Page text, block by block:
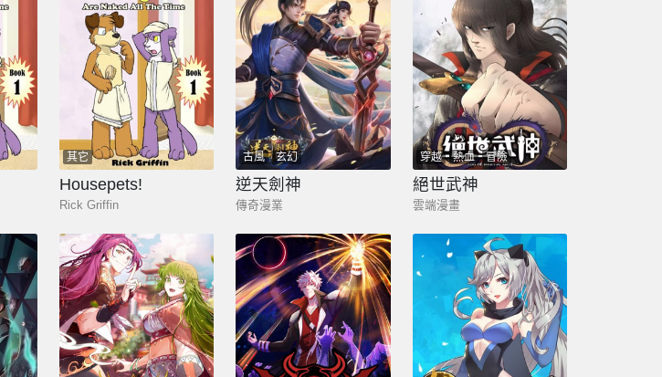
其它
Housepets!
Rick Griffin
古風 玄幻
逆天劍神
傳奇漫業
穿越 熱血 冒險
絕世武神
雲端漫畫